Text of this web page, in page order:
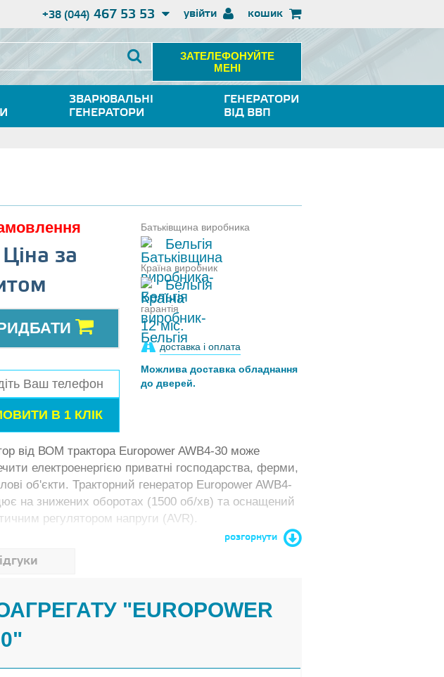
увійти
+38 (044) 467 53 53 кошик
ЗАТЕЛЕФОНУЙТЕ
МЕНІ
ЗВАРЮВАЛЬНІ
ГЕНЕРАТОРИ
ГЕНЕРАТОРИ
ВІД ВВП
Ціна за
Батьківщина виробника
Бельгія
Країна виробник
Бельгія
гарантія
12 міс.
доставка і оплата
Можлива доставка обладнання
до дверей.
від ВОМ трактора Europower AWB4-30 може
електроенергією приватні господарства, ферми,
об'єкти. Тракторний генератор Europower AWB4-
на знижених оборотах (1500 об/хв) та оснащений
регулятором напруги (AVR).
розгорнути
"EUROPOWER